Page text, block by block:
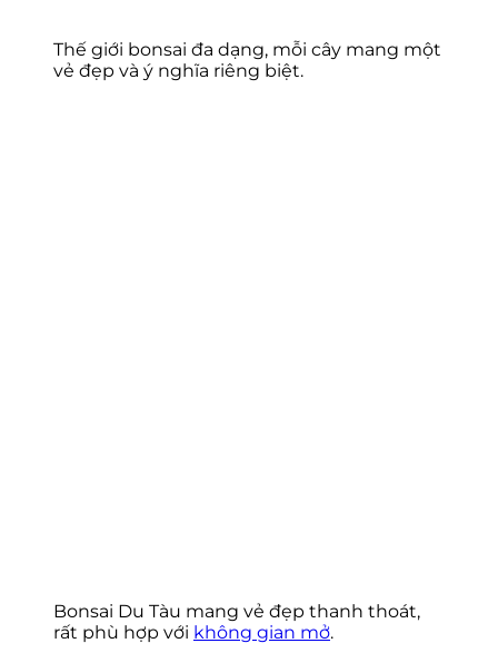
Thế giới bonsai đa dạng, mỗi cây mang một
vẻ đẹp và ý nghĩa riêng biệt.
Bonsai Du Tàu mang vẻ đẹp thanh thoát,
rất phù hợp với không gian mở.